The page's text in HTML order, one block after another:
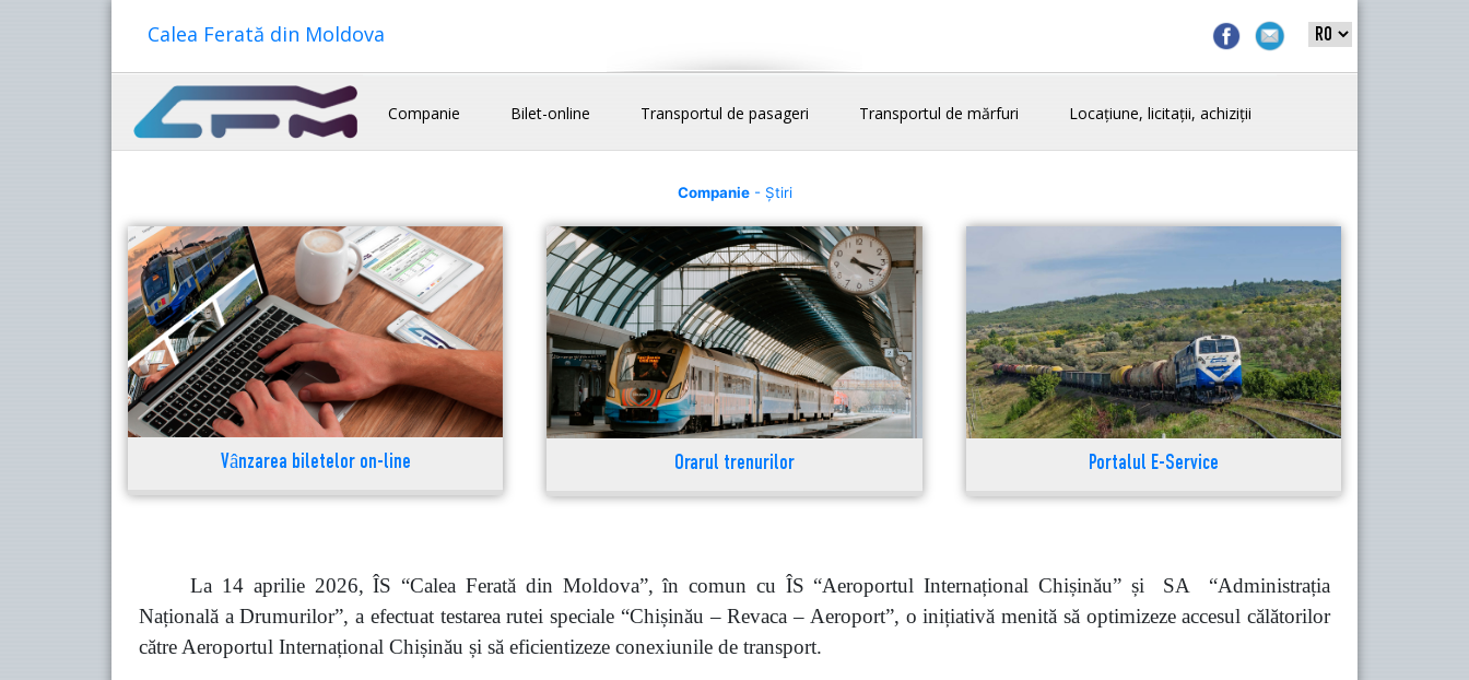
Calea Ferată din Moldova
Companie Bilet-online Transportul de pasageri Transportul de mărfuri Locațiune, licitații, achiziții
Companie- Știri
Vânzarea biletelor on-line Orarul trenurilor Portalul E-Service
La 14 aprilie 2026, ÎS “Calea Ferată din Moldova”, în comun cu ÎS “Aeroportul Internațional Chișinău” și SA “Administrația
Națională a Drumurilor”, a efectuat testarea rutei speciale “Chișinău – Revaca – Aeroport”, o inițiativă menită să optimizeze accesul călătorilor
către Aeroportul Internațional Chișinău și să eficientizeze conexiunile de transport.